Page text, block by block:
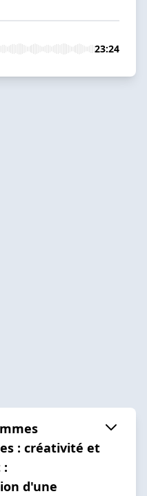
23:24
: créativité et
:
d'une